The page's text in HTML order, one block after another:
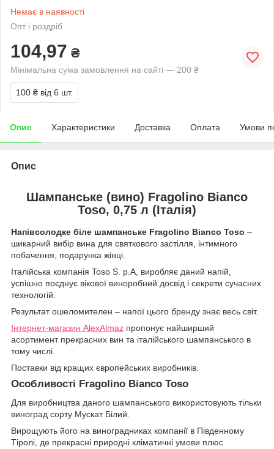
Немає в наявності
Опт і роздріб
104,97 ₴
Мінімальна сума замовлення на сайті — 200 ₴
100 ₴ від 6 шт.
Опис Характеристики Доставка Оплата Умови
Опис
Шампанське (вино) Fragolino Bianco
Toso, 0,75 л (Італія)
Напівсолодке біле шампанське Fragolino Bianco Toso –
шикарний вибір вина для святкового застілля, інтимного
побачення, подарунка жінці.
Італійська компанія Toso S. p.A, виробляє даний напій,
успішно поєднує вікової виноробний досвід і секрети сучасних
технологій.
Результат ошеломителен – напої цього бренду знає весь світ.
Інтернет-магазин AlexAlmaz пропонує найширший
асортимент прекрасних вин та італійського шампанського в
тому числі.
Поставки від кращих європейських виробників.
Особливості Fragolino Bianco Toso
Для виробництва даного шампанського використовують тільки
виноград сорту Мускат Білий.
Вирощують його на виноградниках компанії в Південному
Тіролі, де прекрасні природні кліматичні умови плюс